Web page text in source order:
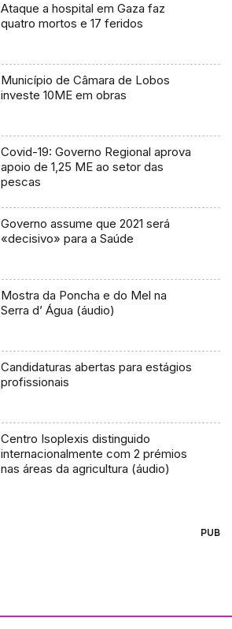
Ataque a hospital em Gaza faz
quatro mortos e 17 feridos
Município de Câmara de Lobos
investe 10ME em obras
Covid-19: Governo Regional aprova
apoio de 1,25 ME ao setor das
pescas
Governo assume que 2021 será
«decisivo» para a Saúde
Mostra da Poncha e do Mel na
Serra d’ Água (áudio)
Candidaturas abertas para estágios
profissionais
Centro Isoplexis distinguido
internacionalmente com 2 prémios
nas áreas da agricultura (áudio)
PUB